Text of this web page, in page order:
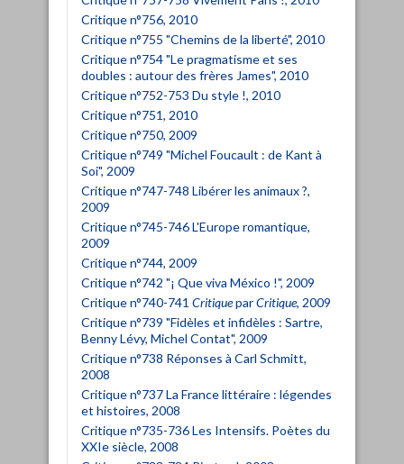
Critique n°756, 2010
Critique n°755 "Chemins de la liberté", 2010
Critique n°754 "Le pragmatisme et ses
doubles : autour des frères James", 2010
Critique n°752-753 Du style !, 2010
Critique n°751, 2010
Critique n°750, 2009
Critique n°749 "Michel Foucault : de Kant à
Soi", 2009
Critique n°747-748 Libérer les animaux ?,
2009
Critique n°745-746 L'Europe romantique,
2009
Critique n°744, 2009
Critique n°742 "¡ Que viva México !", 2009
Critique n°740-741 CritiqueparCritique, 2009
Critique n°739 "Fidèles et infidèles : Sartre,
Benny Lévy, Michel Contat", 2009
Critique n°738 Réponses à Carl Schmitt,
2008
Critique n°737 La France littéraire : légendes
et histoires, 2008
Critique n°735-736 Les Intensifs. Poètes du
XXIe siècle, 2008